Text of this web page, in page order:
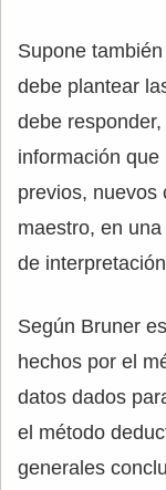
Supone
debe plantear
debe
información
previos, nuevos
maestro, en
de
Según Bruner
hechos por el
datos dados
el método
generales